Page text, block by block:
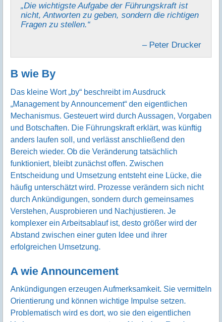
„Die wichtigste Aufgabe der Führungskraft ist
nicht, Antworten zu geben, sondern die richtigen
Fragen zu stellen.“
– Peter Drucker
B wie By
Das kleine Wort „by“ beschreibt im Ausdruck
„Management by Announcement“ den eigentlichen
Mechanismus. Gesteuert wird durch Aussagen, Vorgaben
und Botschaften. Die Führungskraft erklärt, was künftig
anders laufen soll, und verlässt anschließend den
Bereich wieder. Ob die Veränderung tatsächlich
funktioniert, bleibt zunächst offen. Zwischen
Entscheidung und Umsetzung entsteht eine Lücke, die
häufig unterschätzt wird. Prozesse verändern sich nicht
durch Ankündigungen, sondern durch gemeinsames
Verstehen, Ausprobieren und Nachjustieren. Je
komplexer ein Arbeitsablauf ist, desto größer wird der
Abstand zwischen einer guten Idee und ihrer
erfolgreichen Umsetzung.
A wie Announcement
Ankündigungen erzeugen Aufmerksamkeit. Sie vermitteln
Orientierung und können wichtige Impulse setzen.
Problematisch wird es dort, wo sie den eigentlichen